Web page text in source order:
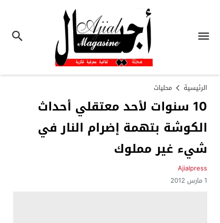
الرئيسية محليات
10 سنوات لأحد معتقلي أحداث
الكوشة بتهمة إضرام النار في
شيء غير مملوك
Ajialpress
1 مارس 2012